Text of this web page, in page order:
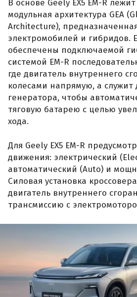
В основе Geely EX5 EM-R
модульная архитектура GEA
Architecture),
электромобилей и гибридов.
обеспечены подключаемой
системой EM-R
где двигатель внутреннего
колесами напрямую, а служит
генератора, чтобы
тяговую батарею с целью
хода.
Для Geely EX5 EM-R
движения: электрический
автоматический (Auto) и
Силовая установка
двигатель внутреннего
трансмиссию с